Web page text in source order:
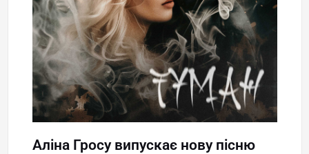
Аліна Гросу випускає нову пісню